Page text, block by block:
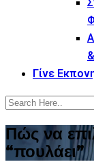
Γίνε
Πώς να
“πουλάει”